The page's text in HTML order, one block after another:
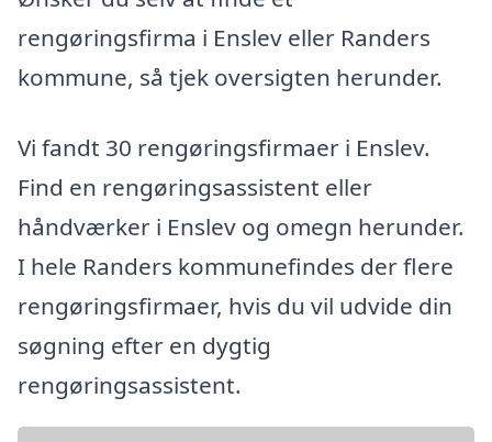
rengøringsfirma i Enslev eller Randers
kommune, så tjek oversigten herunder.
Vi fandt 30 rengøringsfirmaer i Enslev.
Find en rengøringsassistent eller
håndværker i Enslev og omegn herunder.
I hele Randers kommunefindes der flere
rengøringsfirmaer, hvis du vil udvide din
søgning efter en dygtig
rengøringsassistent.